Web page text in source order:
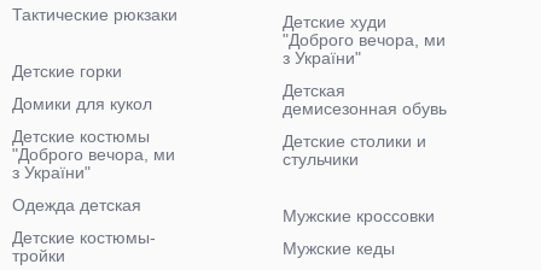
Тактические рюкзаки
Детские худи
"Доброго вечора, ми
з України"
Детская
демисезонная обувь
Детские столики и
стульчики
Детские горки
Домики для кукол
Детские костюмы
"Доброго вечора, ми
з України"
Одежда детская
Детские костюмы-
тройки
Мужские кроссовки
Мужские кеды